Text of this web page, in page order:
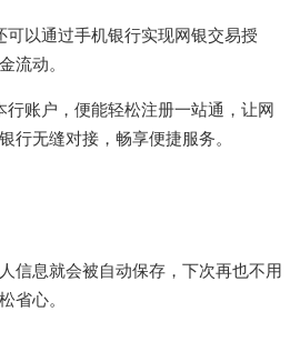
可以通过手机银行实现网银交易授
流动。
行账户，便能轻松注册一站通，让网
银行无缝对接，畅享便捷服务。
信息就会被自动保存，下次再也不用
省心。